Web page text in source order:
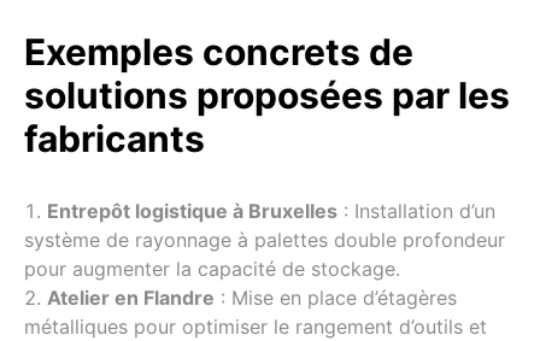
Exemples concrets de
solutions proposées par les
fabricants
Entrepôt logistique à Bruxelles : Installation d’un
système de rayonnage à palettes double profondeur
pour augmenter la capacité de stockage.
Atelier en Flandre : Mise en place d’étagères
métalliques pour optimiser le rangement d’outils et